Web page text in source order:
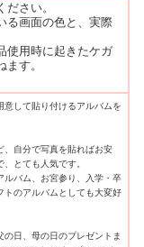
さい。
る画面の色と、実際
使用時に起きたケガ
す。
して貼り付けるアルバムを
、自分で写真を貼ればお安
とても人気です。
ルバム、お宮参り、入学・卒
トのアルバムとしても大変好
日、母の日のプレゼントま